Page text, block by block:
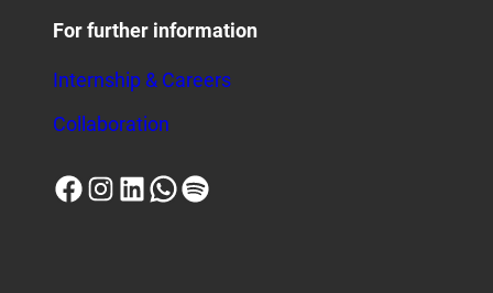
For further information
Internship & Careers
Collaboration
Facebook Instagram LinkedIn WhatsApp Spotify